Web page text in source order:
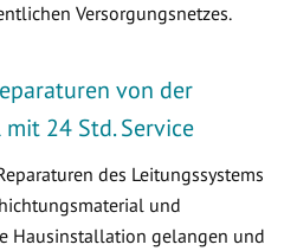
Versorgungsnetzes.
von der
24 Std. Service
des Leitungssystems
und
Hausinstallation gelangen und